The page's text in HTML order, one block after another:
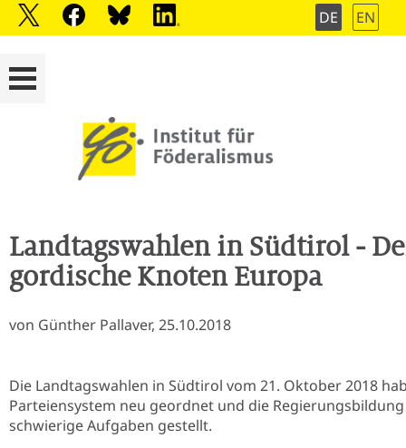
DE EN
Landtagswahlen in Südtirol -
gordische Knoten Europa
von Günther Pallaver, 25.10.2018
Die Landtagswahlen in Südtirol vom 21. Oktober 2018
Parteiensystem neu geordnet und die
schwierige Aufgaben gestellt.